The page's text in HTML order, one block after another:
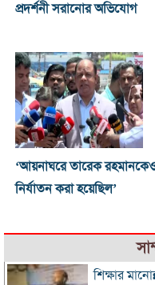
প্রদর্শনী সরানোর অভিযোগ
‘আয়নাঘরে তারেক
নির্যাতন করা হয়েছিল’
শিক্ষার